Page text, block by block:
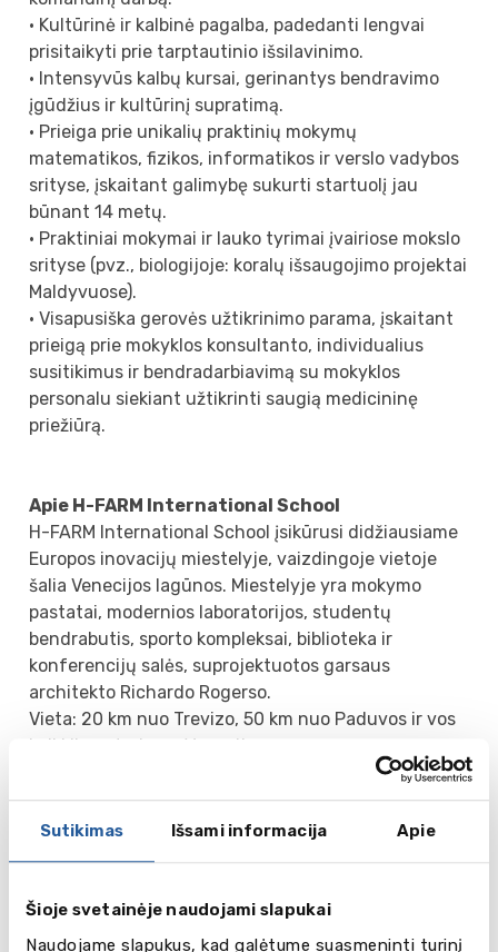
Sutikimas Išsami informacija Apie
Šioje svetainėje naudojami slapukai
Naudojame slapukus, kad galėtume suasmeninti turinį
• Kultūrinė ir kalbinė pagalba, padedanti lengvai
prisitaikyti prie tarptautinio išsilavinimo.
• Intensyvūs kalbų kursai, gerinantys bendravimo
įgūdžius ir kultūrinį supratimą.
• Prieiga prie unikalių praktinių mokymų
matematikos, fizikos, informatikos ir verslo vadybos
srityse, įskaitant galimybę sukurti startuolį jau
būnant 14 metų.
• Praktiniai mokymai ir lauko tyrimai įvairiose mokslo
srityse (pvz., biologijoje: koralų išsaugojimo projektai
Maldyvuose).
• Visapusiška gerovės užtikrinimo parama, įskaitant
prieigą prie mokyklos konsultanto, individualius
susitikimus ir bendradarbiavimą su mokyklos
personalu siekiant užtikrinti saugią medicininę
priežiūrą.
Apie H-FARM International School
H-FARM International School įsikūrusi didžiausiame
Europos inovacijų miestelyje, vaizdingoje vietoje
šalia Venecijos lagūnos. Miestelyje yra mokymo
pastatai, modernios laboratorijos, studentų
bendrabutis, sporto kompleksai, biblioteka ir
konferencijų salės, suprojektuotos garsaus
architekto Richardo Rogerso.
Vieta: 20 km nuo Trevizo, 50 km nuo Paduvos ir vos
keli kilometrai nuo Venecijos.
Atrankos kriterijai
- Amžius: 14–17 metų (8, 9 arba 10 klasių mokiniai).
technologijomis ar verslumu.